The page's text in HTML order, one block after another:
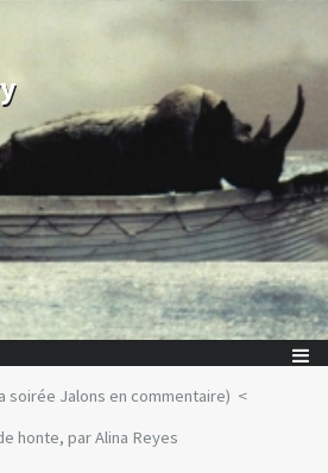
soirée Jalons en commentaire)
honte, par Alina Reyes